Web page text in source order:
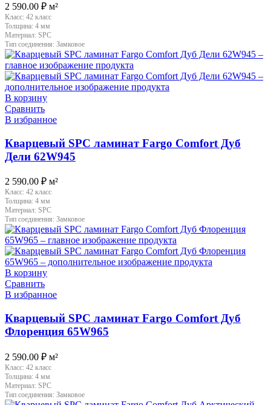
2 590.00 ₽ м²
Класс: 42 класс
Толщина: 4 мм
Материал: SPC
Тип соединения: Замковое
В корзину
Сравнить
В избранное
Кварцевый SPC ламинат Fargo Comfort Дуб
Дели 62W945
2 590.00 ₽ м²
Класс: 42 класс
Толщина: 4 мм
Материал: SPC
Тип соединения: Замковое
В корзину
Сравнить
В избранное
Кварцевый SPC ламинат Fargo Comfort Дуб
Флоренция 65W965
2 590.00 ₽ м²
Класс: 42 класс
Толщина: 4 мм
Материал: SPC
Тип соединения: Замковое